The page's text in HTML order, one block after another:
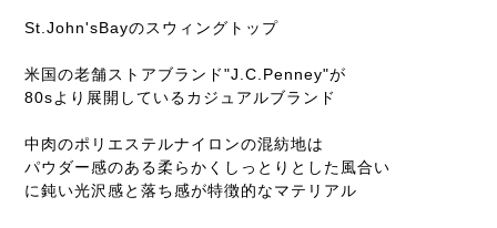
St.John'sBayのスウィングトップ
米国の老舗ストアブランド"J.C.Penney"が
80sより展開しているカジュアルブランド
中肉のポリエステルナイロンの混紡地は
パウダー感のある柔らかくしっとりとした風合い
に鈍い光沢感と落ち感が特徴的なマテリアル